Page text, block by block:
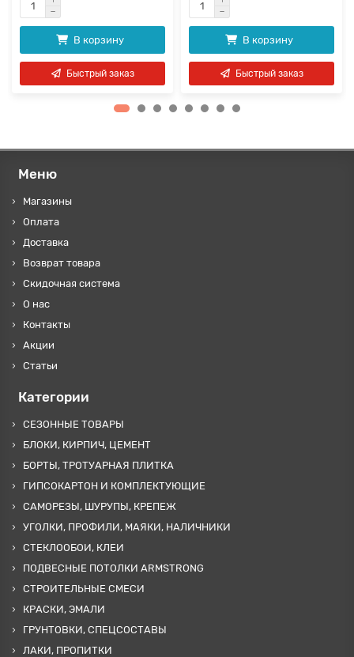
В корзину
Быстрый заказ
В корзину
Быстрый заказ
Меню
Магазины
Оплата
Доставка
Возврат товара
Скидочная система
О нас
Контакты
Акции
Статьи
Категории
СЕЗОННЫЕ ТОВАРЫ
БЛОКИ, КИРПИЧ, ЦЕМЕНТ
БОРТЫ, ТРОТУАРНАЯ ПЛИТКА
ГИПСОКАРТОН И КОМПЛЕКТУЮЩИЕ
САМОРЕЗЫ, ШУРУПЫ, КРЕПЕЖ
УГОЛКИ, ПРОФИЛИ, МАЯКИ, НАЛИЧНИКИ
СТЕКЛООБОИ, КЛЕИ
ПОДВЕСНЫЕ ПОТОЛКИ ARMSTRONG
СТРОИТЕЛЬНЫЕ СМЕСИ
КРАСКИ, ЭМАЛИ
ГРУНТОВКИ, СПЕЦСОСТАВЫ
ЛАКИ, ПРОПИТКИ